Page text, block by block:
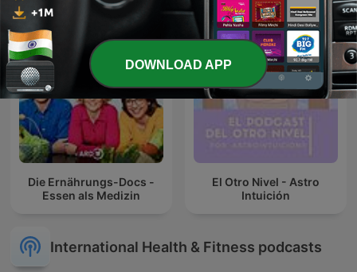
Die Ernährungs-Docs -
Essen als Medizin
El Otro Nivel - Astro
Intuición
International Health & Fitness podcasts
DOWNLOAD APP